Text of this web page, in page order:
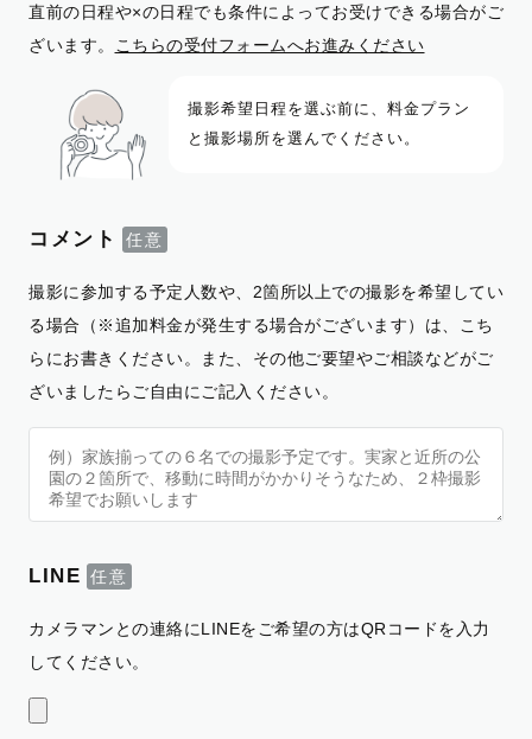
直前の日程や×の日程でも条件によってお受けできる場合がご
ざいます。
こちらの受付フォームへお進みください
撮影希望日程を選ぶ前に、料金プラン
と撮影場所を選んでください。
コメント
撮影に参加する予定人数や、2箇所以上での撮影を希望してい
る場合（※追加料金が発生する場合がございます）は、こち
らにお書きください。また、その他ご要望やご相談などがご
ざいましたらご自由にご記入ください。
LINE
カメラマンとの連絡にLINEをご希望の方はQRコードを入力
してください。